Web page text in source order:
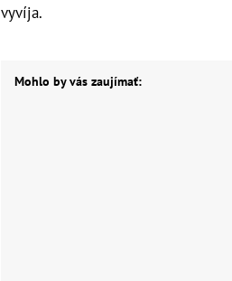
vyvíja.
Mohlo by vás zaujímať: